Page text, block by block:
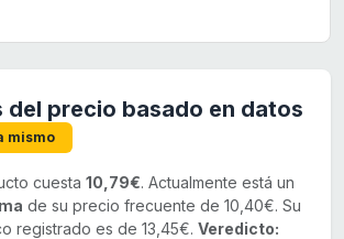
del precio basado en datos
mismo
cuesta 10,79€. Actualmente está un
de su precio frecuente de 10,40€. Su
registrado es de 13,45€. Veredicto: